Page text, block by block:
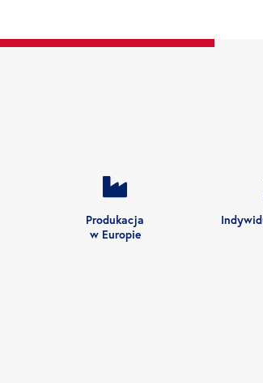
Produkacja
w Europie